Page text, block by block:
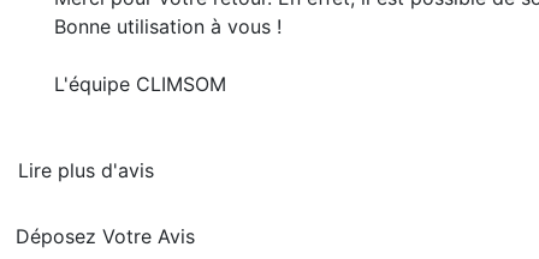
Bonne utilisation à vous !
L'équipe CLIMSOM
Lire plus d'avis
Déposez Votre Avis